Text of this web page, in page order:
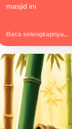
masjid ini
Baca selengkapnya...